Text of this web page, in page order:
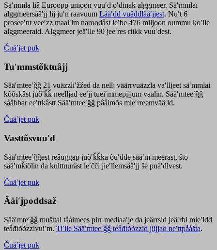
Säʹmmla liâ Euroopp unioon vuuʹd oʹdinak alggmeer. Säʹmmlai
alggmeersââʹjj lij juʹn raavuum Lääʹdd vuâđđlääʹjjest. Nuʹt 6
proseeʹnt veeʹzz maaiʹlm naroodâst leʹbe 476 miljoon oummu koʹlle
alggmeeraid. Alggmeer jeäʹlle 90 jeeʹres riikk vuuʹdest.
Čuäʹjet puk
Tuʹmmstõktuâjj
Sääʹmteeʹǧǧ 21 vuäzzliʹžžed da nellj väärrvuäzzla vaʹlljeet säʹmmlai
kõõskâst juõʹǩǩ neelljad eeʹjj tueiʹmmepijjum vaalin. Sääʹmteeʹǧǧ
sååbbar eeʹttkâstt Sääʹmteeʹǧǧ pââimõs mieʹrreemvääʹld.
Čuäʹjet puk
Vasttõsvuuʹd
Sääʹmteeʹǧǧest reâuggap juõʹǩǩka õuʹdde sääʹm meerast, što
sääʹmǩiõlin da kulttuurâst leʹčči jieʹllemsââʹjj še puäʹđlvest.
Čuäʹjet puk
Ääiʹjpoddsaž
Sääʹmteʹǧǧ mušttal tååimees pirr mediaaʹje da jeärrsid jeäʹrbi mieʹldd
teâđtõõzzivuiʹm. Tiʹlle Sääʹmteeʹǧǧ teâđtõõzzid jiijjad neʹttpååšta.
Čuäʹjet puk